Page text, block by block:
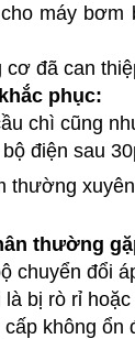
máy
cơ đã can
phục:
chì cũng
điện sau
thường
thường
chuyển đổi
bị rò rỉ
không